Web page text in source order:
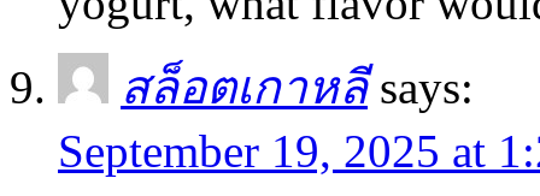
สล็อตเกาหลี says:
September 19, 2025 at